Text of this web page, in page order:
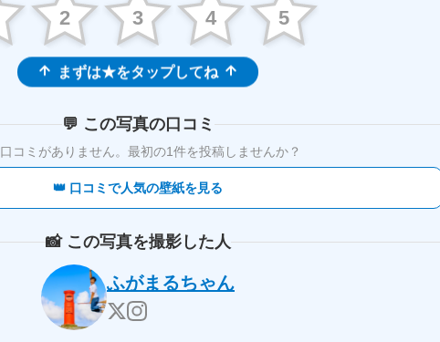
2 3 4 5
まずは★をタップしてね
💬 この写真の口コミ
コミがありません。 最初の1件を投稿しませんか？
👑 口コミで人気の壁紙を見る
📸 この写真を撮影した人
ふがまるちゃん